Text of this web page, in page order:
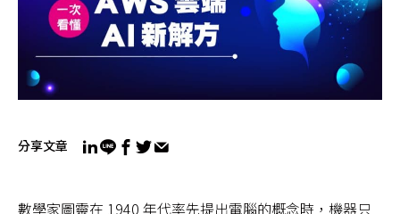
分享文章
數學家圖靈在 1940 年代率先提出電腦的概念時，機器只